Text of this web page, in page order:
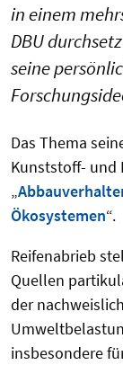
in einem
DBU
seine
Das Thema
Kunststoff- und
„
Ökosystemen“.
Reifenabrieb
Quellen
der
insbesondere